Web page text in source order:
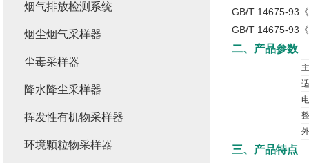
GB/T 14675-93
GB/T 14675-93
二、产品参数
三、产品特点
烟气排放检测系统
烟尘烟气采样器
尘毒采样器
降水降尘采样器
挥发性有机物采样器
环境颗粒物采样器